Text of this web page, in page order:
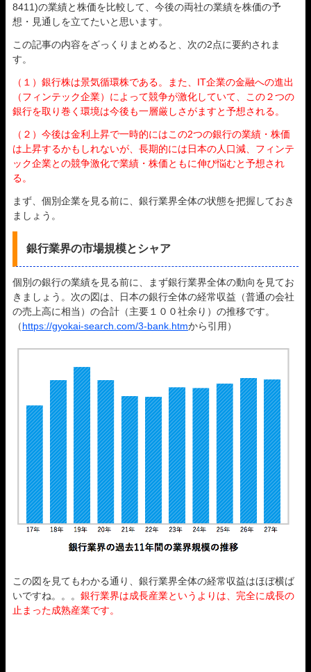
8411)の業績と株価を比較して、今後の両社の業績を株価の予
想・見通しを立てたいと思います。
この記事の内容をざっくりまとめると、次の2点に要約されま
す。
（１）銀行株は景気循環株である。また、IT企業の金融への進出
（フィンテック企業）によって競争が激化していて、この２つの
銀行を取り巻く環境は今後も一層厳しさがますと予想される。
（２）今後は金利上昇で一時的にはこの2つの銀行の業績・株価
は上昇するかもしれないが、長期的には日本の人口減、フィンテ
ック企業との競争激化で業績・株価ともに伸び悩むと予想され
る。
まず、個別企業を見る前に、銀行業界全体の状態を把握しておき
ましょう。
銀行業界の市場規模とシャア
個別の銀行の業績を見る前に、まず銀行業界全体の動向を見てお
きましょう。次の図は、日本の銀行全体の経常収益（普通の会社
の売上高に相当）の合計（主要１００社余り）の推移です。
（https://gyokai-search.com/3-bank.htmから引用）
この図を見てもわかる通り、銀行業界全体の経常収益はほぼ横ば
いですね。。。 銀行業界は成長産業というよりは、完全に成長の
止まった成熟産業です。